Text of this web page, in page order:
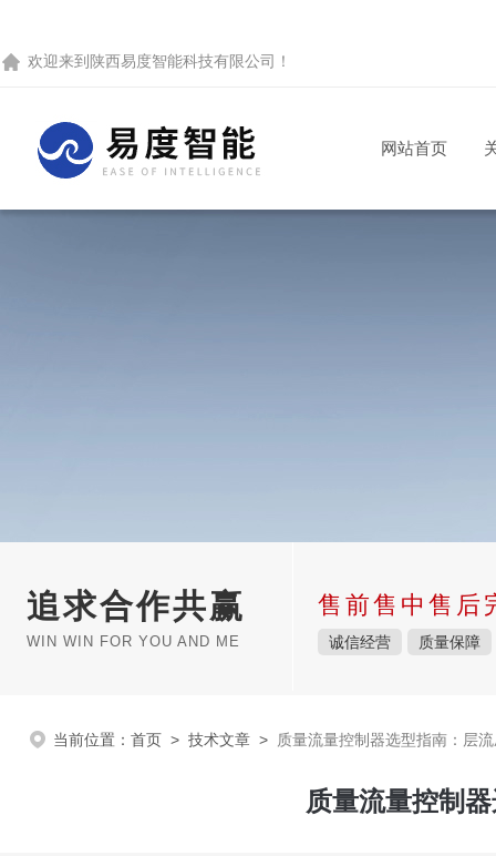
欢迎来到 陕西易度智能科技有限公司 ！
网站首页
追求合作共赢
WIN WIN FOR YOU AND ME
售前售中售后
诚信经营 质量保障
当前位置： 首页 > 技术文章 > 质量流量控制器选型指南：层
质量流量控制